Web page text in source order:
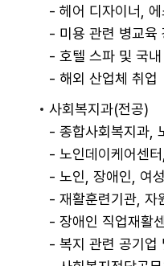
- 헤어 디자이너,
- 미용 관련 병교육
- 호텔 스파 및 국
- 해외 산업체 취업
사회복지과(전공)
- 종합사회복지과,
- 노인데이케어센
- 노인, 장애인, 여
- 재활훈련기관, 자
- 장애인 직업재활
- 복지 관련 공기업